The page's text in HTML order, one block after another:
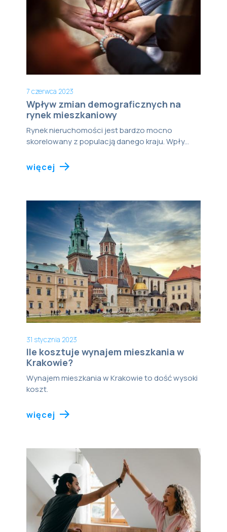
7 czerwca 2023
Wpływ zmian demograficznych na
rynek mieszkaniowy
Rynek nieruchomości jest bardzo mocno
skorelowany z populacją danego kraju. Wpły...
więcej
31 stycznia 2023
Ile kosztuje wynajem mieszkania w
Krakowie?
Wynajem mieszkania w Krakowie to dość wysoki
koszt.
więcej